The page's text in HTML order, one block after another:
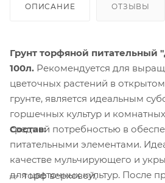
ОПИСАНИЕ ОТЗЫВЫ
Грунт торфяной питательный
100л. Рекомендуется для
цветочных растений в
грунте, является идеальным
горшечных культур и
средней потребностью в
питательными элементами.
качестве мульчирующего и
для цветочных культур. После
Состав:
торф верховой,